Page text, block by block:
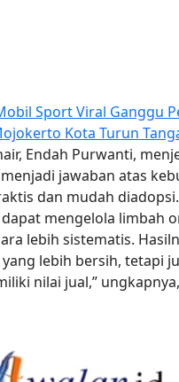
Sport Viral Ganggu
Kota Turun
Endah Purwanti,
jawaban atas
dan mudah
mengelola limbah
lebih sistematis.
lebih bersih, tetapi
nilai jual,”